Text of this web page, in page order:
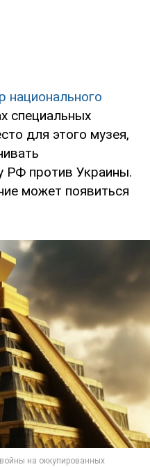
национального
специальных
для этого музея,
РФ против Украины.
может появиться